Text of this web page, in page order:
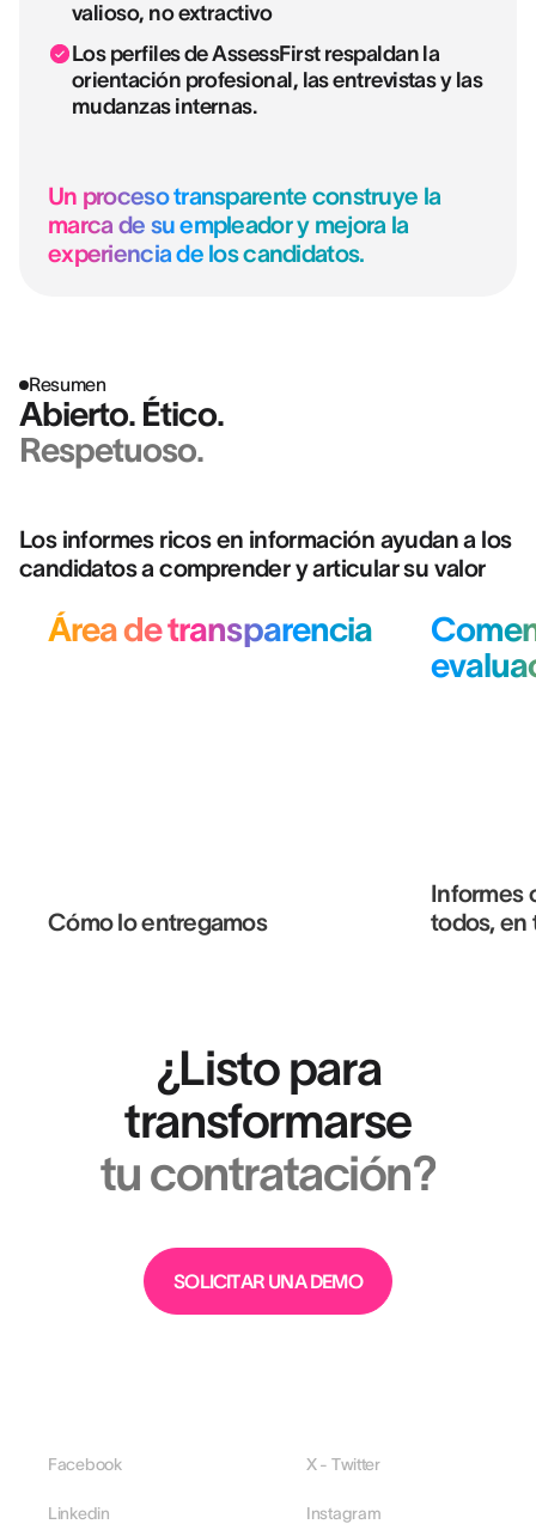
valioso, no extractivo
Los perfiles de AssessFirst respaldan la
orientación profesional, las entrevistas y las
mudanzas internas.
Un proceso transparente construye la
marca de su empleador y mejora la
experiencia de los candidatos.
Resumen
Abierto. Ético.
Respetuoso.
Los informes ricos en información ayudan a los
candidatos a comprender y articular su valor
Área de transparencia
Cómo lo entregamos
Informes
todos, en
¿Listo para
transformarse
tu contratación?
SOLICITAR UNA DEMO
Facebook X - Twitter
Linkedin Instagram